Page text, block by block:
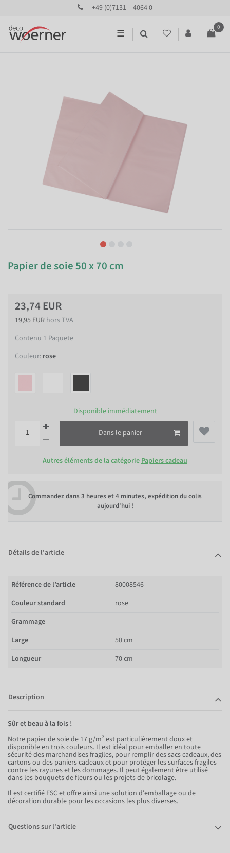
+49 (0)7131 – 4064 0
☰
0
Papier de soie 50 x 70 cm
23,74 EUR
19,95 EUR hors TVA
Contenu 1 Paquete
Couleur: rose
Disponible immédiatement
Dans le panier
Autres éléments de la catégorie Papiers cadeau
Commandez dans 3 heures et 4 minutes, expédition du colis
aujourd'hui !
Détails de l'article
Référence de l’article
80008546
Couleur standard
rose
Grammage
Large
50 cm
Longueur
70 cm
Description
Sûr et beau à la fois !
Notre papier de soie de 17 g/m² est particulièrement doux et
disponible en trois couleurs. Il est idéal pour emballer en toute
sécurité des marchandises fragiles, pour remplir des sacs cadeaux, des
cartons ou des paniers cadeaux et pour protéger les surfaces fragiles
contre les rayures et les dommages. Il peut également être utilisé
dans les bouquets de fleurs ou les projets de bricolage.
Il est certifié FSC et offre ainsi une solution d'emballage ou de
décoration durable pour les occasions les plus diverses.
Questions sur l'article